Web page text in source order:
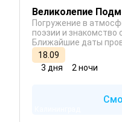
Великолепие
Погружение в
поэзии и
Ближайшие даты
18.09
3 дня
2 ночи